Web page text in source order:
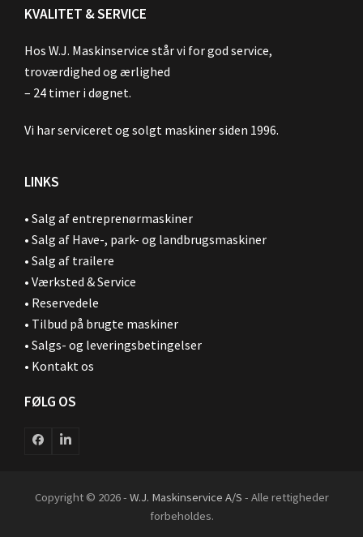
KVALITET & SERVICE
Hos W.J. Maskinservice står vi for god service,
troværdighed og ærlighed
– 24 timer i døgnet.
Vi har serviceret og solgt maskiner siden 1996.
LINKS
• Salg af entreprenørmaskiner
• Salg af Have-, park- og landbrugsmaskiner
• Salg af trailere
• Værksted & Service
• Reservedele
• Tilbud på brugte maskiner
• Salgs- og leveringsbetingelser
• Kontakt os
FØLG OS
FacebookLinkedIn
Copyright © 2026 - W.J. Maskinservice A/S - Alle rettigheder
forbeholdes.